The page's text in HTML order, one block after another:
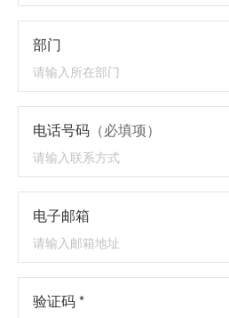
部门
电话号码 （必填项）
电子邮箱
验证码 *